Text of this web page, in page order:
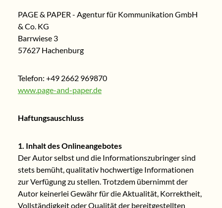
PAGE & PAPER - Agentur für Kommunikation GmbH
& Co. KG
Barrwiese 3
57627 Hachenburg
Telefon: +49 2662 969870
www.page-and-paper.de
Haftungsauschluss
1. Inhalt des Onlineangebotes
Der Autor selbst und die Informationszubringer sind
stets bemüht, qualitativ hochwertige Informationen
zur Verfügung zu stellen. Trotzdem übernimmt der
Autor keinerlei Gewähr für die Aktualität, Korrektheit,
Vollständigkeit oder Qualität der bereitgestellten